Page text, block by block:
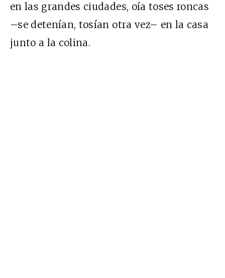
en las grandes ciudades, oía toses roncas
–se detenían, tosían otra vez– en la casa
junto a la colina.